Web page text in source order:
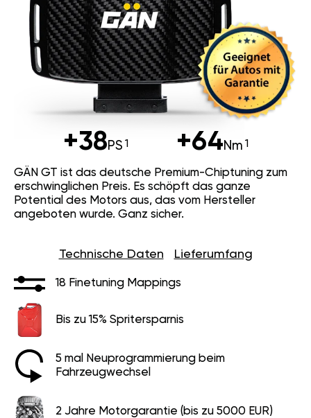
+38PS +64Nm
GÄN GT ist das deutsche Premium-Chiptuning zum
erschwinglichen Preis. Es schöpft das ganze
Potential des Motors aus, das vom Hersteller
angeboten wurde. Ganz sicher.
Technische Daten Lieferumfang
18 Finetuning Mappings
Bis zu 15% Spritersparnis
5 mal Neuprogrammierung beim
Fahrzeugwechsel
2 Jahre Motorgarantie (bis zu 5000 EUR)